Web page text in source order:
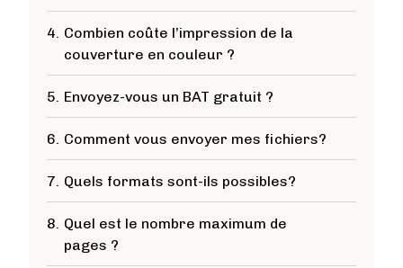
4. Combien coûte l’impression de la
couverture en couleur ?
5. Envoyez-vous un BAT gratuit ?
6. Comment vous envoyer mes fichiers?
7. Quels formats sont-ils possibles?
8. Quel est le nombre maximum de
pages ?